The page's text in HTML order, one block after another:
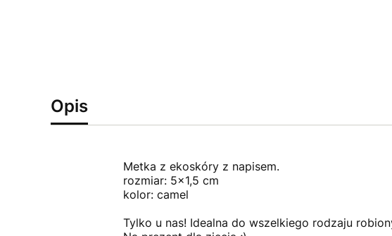
Opis
Metka z ekoskóry z napisem.
rozmiar: 5x1,5 cm
kolor: camel
Tylko u nas! Idealna do wszelkiego rodzaju